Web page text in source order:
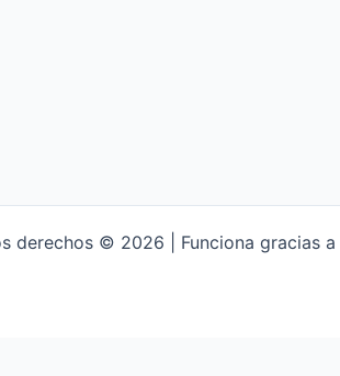
derechos © 2026 | Funciona gracias a